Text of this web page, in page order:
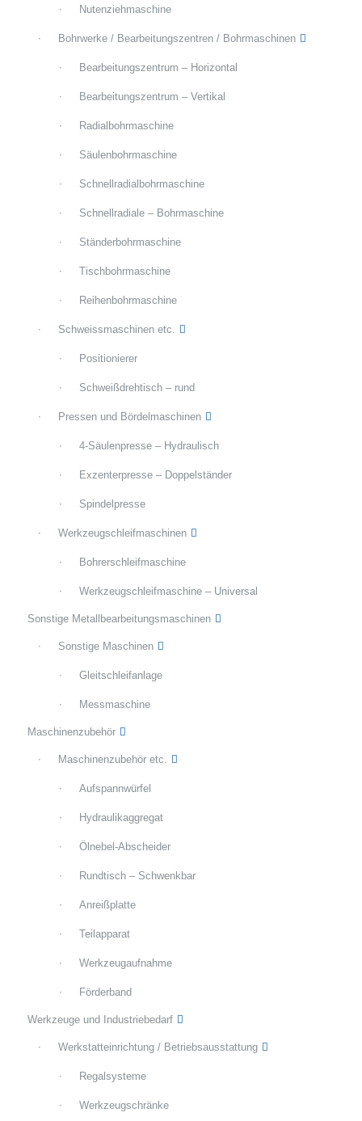
Nutenziehmaschine
Bohrwerke / Bearbeitungszentren / Bohrmaschinen
Bearbeitungszentrum – Horizontal
Bearbeitungszentrum – Vertikal
Radialbohrmaschine
Säulenbohrmaschine
Schnellradialbohrmaschine
Schnellradiale – Bohrmaschine
Ständerbohrmaschine
Tischbohrmaschine
Reihenbohrmaschine
Schweissmaschinen etc.
Positionierer
Schweißdrehtisch – rund
Pressen und Bördelmaschinen
4-Säulenpresse – Hydraulisch
Exzenterpresse – Doppelständer
Spindelpresse
Werkzeugschleifmaschinen
Bohrerschleifmaschine
Werkzeugschleifmaschine – Universal
Sonstige Metallbearbeitungsmaschinen
Sonstige Maschinen
Gleitschleifanlage
Messmaschine
Maschinenzubehör
Maschinenzubehör etc.
Aufspannwürfel
Hydraulikaggregat
Ölnebel-Abscheider
Rundtisch – Schwenkbar
Anreißplatte
Teilapparat
Werkzeugaufnahme
Förderband
Werkzeuge und Industriebedarf
Werkstatteinrichtung / Betriebsausstattung
Regalsysteme
Werkzeugschränke